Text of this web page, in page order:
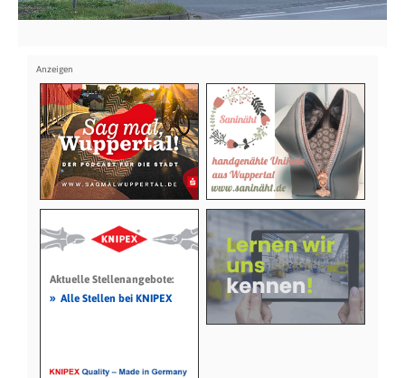
Aktuelle Stellenangebote:
» Alle Stellen bei KNIPEX